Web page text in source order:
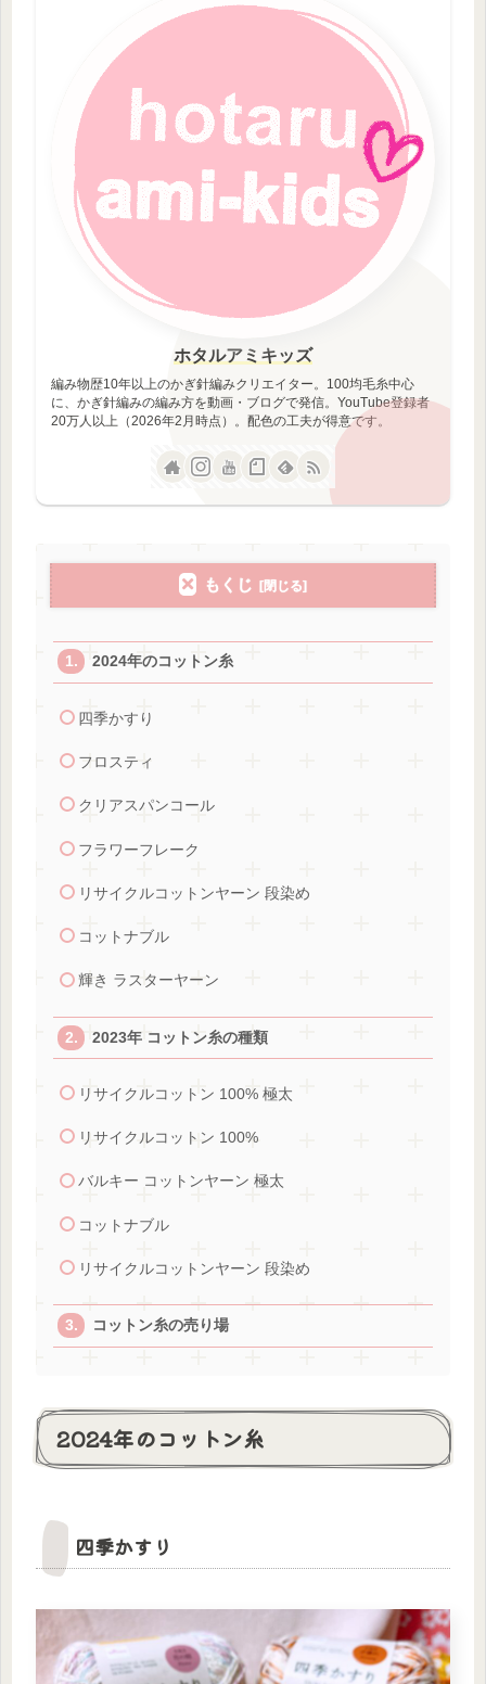
ホタルアミキッズ
編み物歴10年以上のかぎ針編みクリエイター。100均毛糸中心
に、かぎ針編みの編み方を動画・ブログで発信。YouTube登録者
20万人以上（2026年2月時点）。配色の工夫が得意です。
もくじ
2024年のコットン糸
四季かすり
フロスティ
クリアスパンコール
フラワーフレーク
リサイクルコットンヤーン 段染め
コットナブル
輝き ラスターヤーン
2023年 コットン糸の種類
リサイクルコットン 100% 極太
リサイクルコットン 100%
バルキー コットンヤーン 極太
コットナブル
リサイクルコットンヤーン 段染め
コットン糸の売り場
2024年のコットン糸
四季かすり